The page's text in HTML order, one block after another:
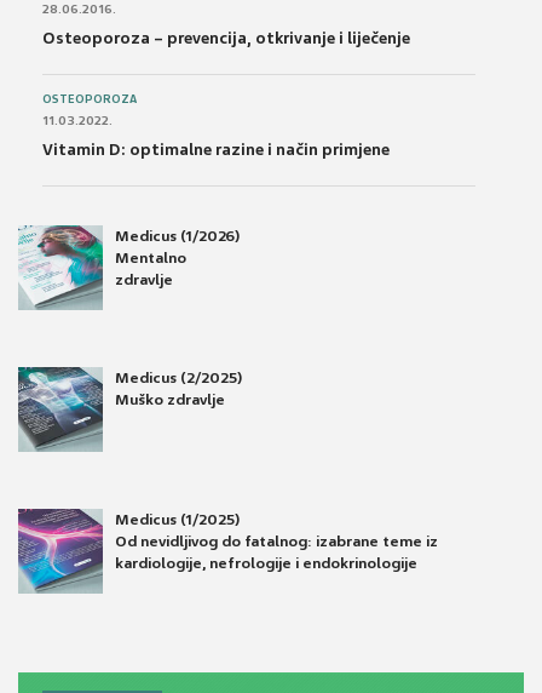
28.06.2016.
Osteoporoza – prevencija, otkrivanje i liječenje
OSTEOPOROZA
11.03.2022.
Vitamin D: optimalne razine i način primjene
Medicus (1/2026)
Mentalno
zdravlje
Medicus (2/2025)
Muško zdravlje
Medicus (1/2025)
Od nevidljivog do fatalnog: izabrane teme iz
kardiologije, nefrologije i endokrinologije